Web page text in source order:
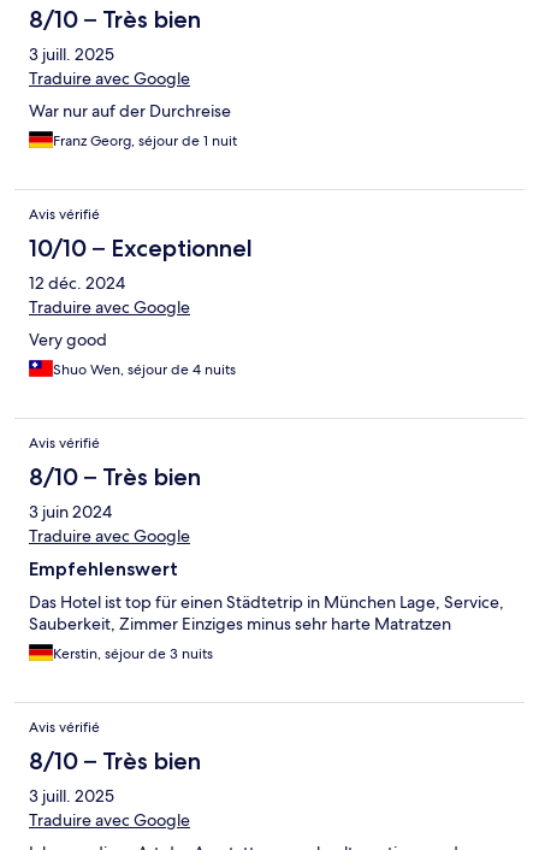
8/10 – Très bien
3 juill. 2025
Traduire avec Google
War nur auf der Durchreise
Franz Georg, séjour de 1 nuit
Avis vérifié
10/10 – Exceptionnel
12 déc. 2024
Traduire avec Google
Very good
Shuo Wen, séjour de 4 nuits
Avis vérifié
8/10 – Très bien
3 juin 2024
Traduire avec Google
Empfehlenswert
Das Hotel ist top für einen Städtetrip in München Lage, Service,
Sauberkeit, Zimmer Einziges minus sehr harte Matratzen
Kerstin, séjour de 3 nuits
Avis vérifié
8/10 – Très bien
3 juill. 2025
Traduire avec Google